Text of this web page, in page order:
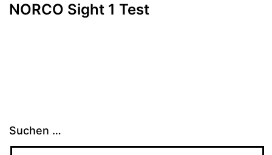
NORCO Sight 1 Test
Suchen …